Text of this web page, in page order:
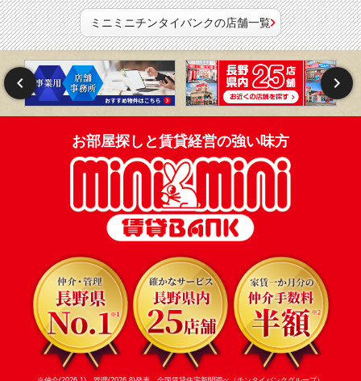
ミニミニチンタイバンクの店舗一覧
お部屋探しと賃貸経営の強い味方